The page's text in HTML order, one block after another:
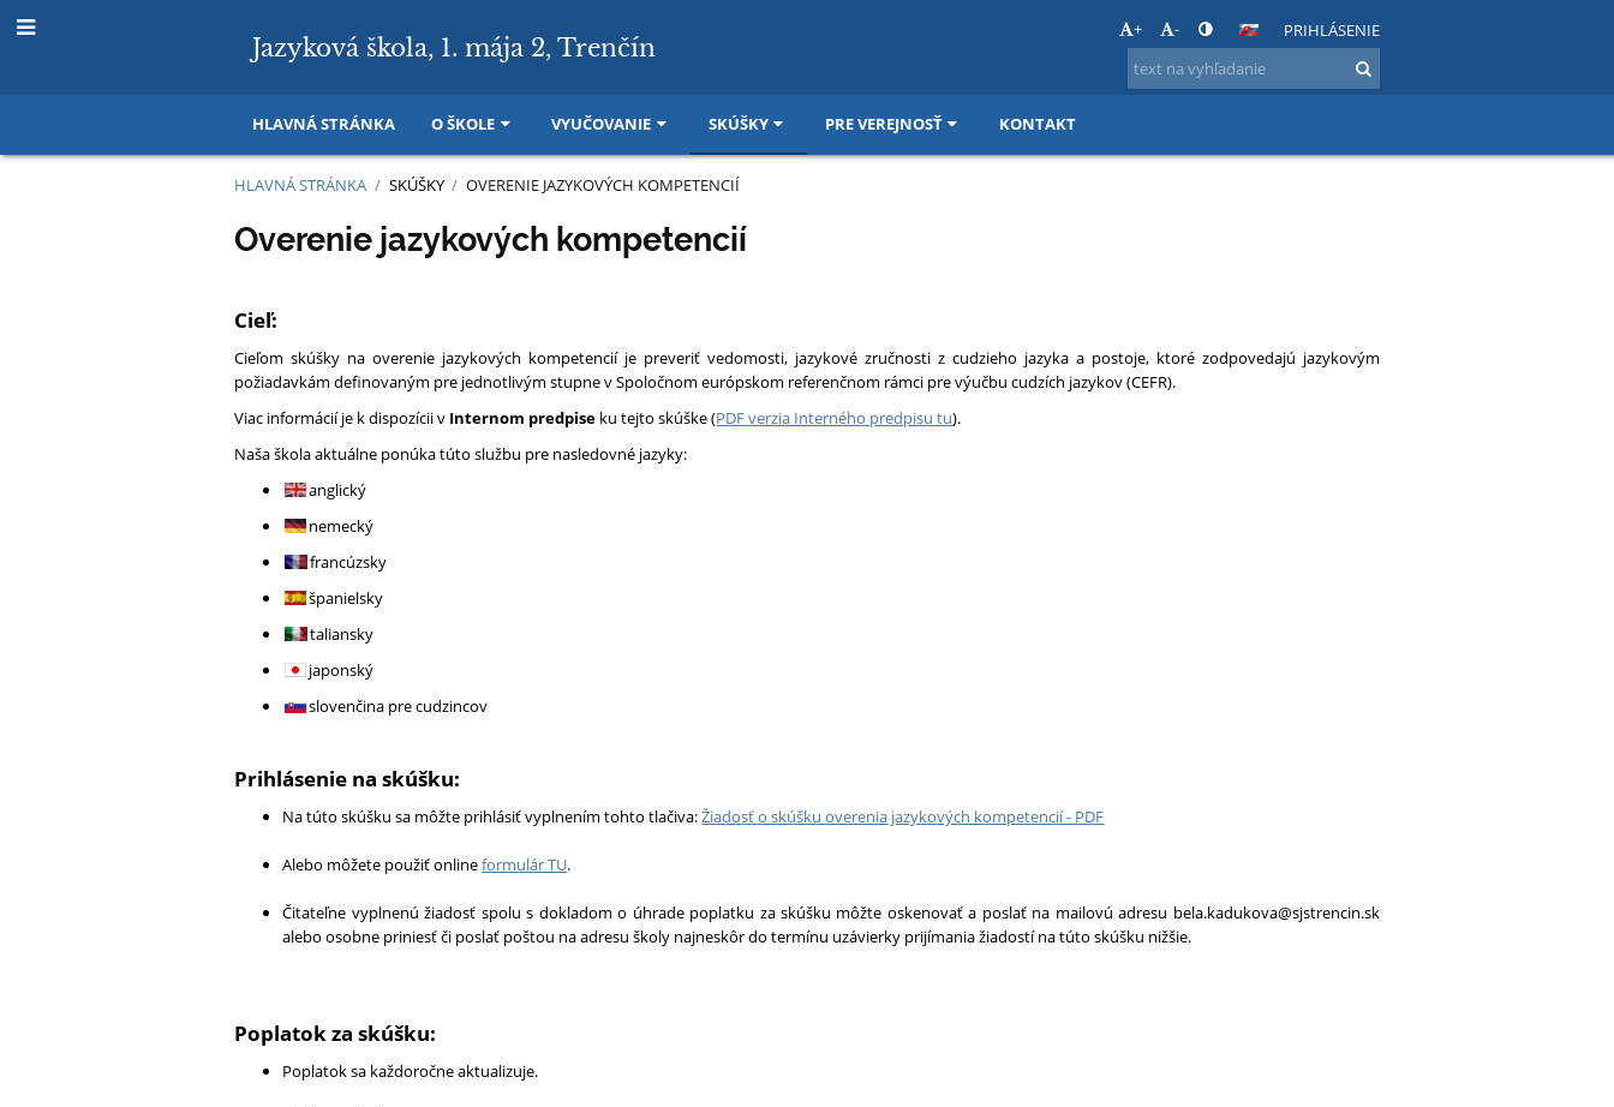
Jazyková škola, 1. mája 2, Trenčín
+ - PRIHLÁSENIE
HLAVNÁ STRÁNKA O ŠKOLE VYUČOVANIE SKÚŠKY PRE VEREJNOSŤ KONTAKT
HLAVNÁ STRÁNKA / SKÚŠKY / OVERENIE JAZYKOVÝCH KOMPETENCIÍ
Overenie
kompetencií
Overenie jazykových kompetencií
Cieľ:
Cieľom skúšky na overenie jazykových kompetencií je preveriť vedomosti, jazykové zručnosti z cudzieho jazyka a postoje, ktoré zodpovedajú jazykovým
požiadavkám definovaným pre jednotlivým stupne v Spoločnom európskom referenčnom rámci pre výučbu cudzích jazykov (CEFR).
Viac informácií je k dispozícii v Internom predpise ku tejto skúške (PDF verzia Interného predpisu tu).
Naša škola aktuálne ponúka túto službu pre nasledovné jazyky:
anglický
nemecký
francúzsky
španielsky
taliansky
japonský
slovenčina pre cudzincov
Prihlásenie na skúšku:
Na túto skúšku sa môžte prihlásiť vyplnením tohto tlačiva:Žiadosť o skúšku overenia jazykových kompetencií - PDF
Alebo môžete použiť onlineformulár TU.
Čitateľne vyplnenú žiadosť spolu s dokladom o úhrade poplatku za skúšku môžte oskenovať a poslať na mailovú adresu bela.kadukova@sjstrencin.sk
alebo osobne priniesť či poslať poštou na adresu školy najneskôr do termínu uzávierky prijímania žiadostí na túto skúšku nižšie.
Poplatok za skúšku:
Poplatok sa každoročne aktualizuje.